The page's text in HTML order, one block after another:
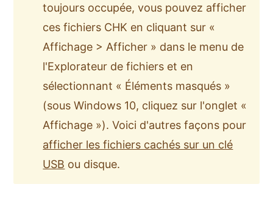
toujours occupée, vous pouvez afficher
ces fichiers CHK en cliquant sur «
Affichage > Afficher » dans le menu de
l'Explorateur de fichiers et en
sélectionnant « Éléments masqués »
(sous Windows 10, cliquez sur l'onglet «
Affichage »). Voici d'autres façons pour
afficher les fichiers cachés sur un clé
USB ou disque.